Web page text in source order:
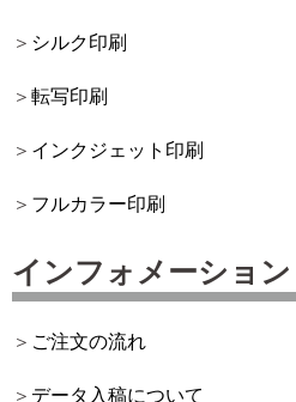
シルク印刷
転写印刷
インクジェット印刷
フルカラー印刷
インフォメーション
ご注文の流れ
データ入稿について